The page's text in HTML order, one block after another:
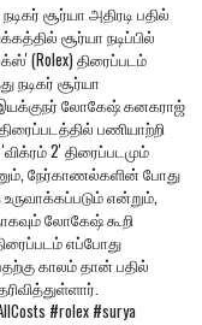
சூர்யா அதிரடி பதில்
சூர்யா நடிப்பில்
(Rolex) திரைப்படம்
நடிகர் சூர்யா
இயக்குநர் லோகேஷ் கனகராஜ்
பணியாற்றி
2' திரைப்படமும்
நேர்காணல்களின் போது
என்றும்,
லோகேஷ் கூறி
எப்போது
காலம் தான் பதில்
#rolex #surya